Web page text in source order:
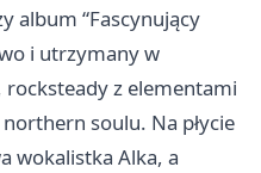
album “Fascynujący
i utrzymany w
z elementami
soulu. Na płycie
wokalistka Alka, a